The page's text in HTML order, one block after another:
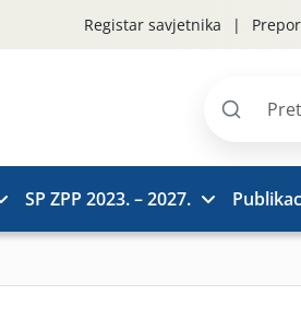
Registar savjetnika
Pretraži
SP ZPP 2023. – 2027.